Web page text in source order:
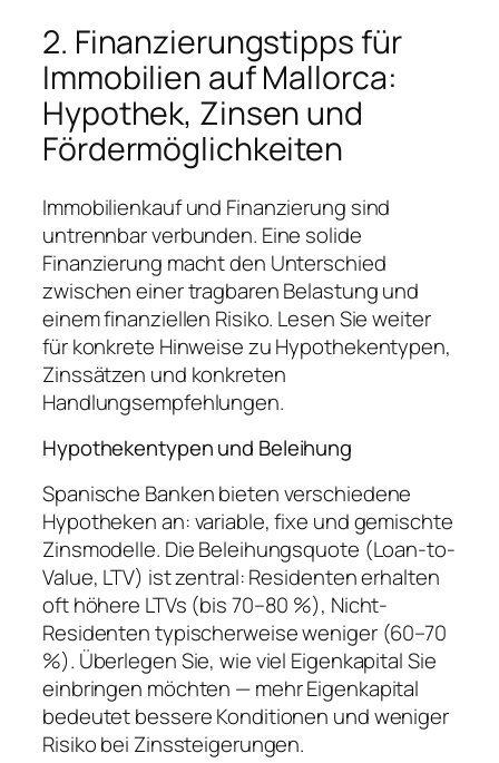
2. Finanzierungstipps für
Immobilien auf Mallorca:
Hypothek, Zinsen und
Fördermöglichkeiten
Immobilienkauf und Finanzierung sind
untrennbar verbunden. Eine solide
Finanzierung macht den Unterschied
zwischen einer tragbaren Belastung und
einem finanziellen Risiko. Lesen Sie weiter
für konkrete Hinweise zu Hypothekentypen,
Zinssätzen und konkreten
Handlungsempfehlungen.
Hypothekentypen und Beleihung
Spanische Banken bieten verschiedene
Hypotheken an: variable, fixe und gemischte
Zinsmodelle. Die Beleihungsquote (Loan-to-
Value, LTV) ist zentral: Residenten erhalten
oft höhere LTVs (bis 70–80 %), Nicht-
Residenten typischerweise weniger (60–70
%). Überlegen Sie, wie viel Eigenkapital Sie
einbringen möchten — mehr Eigenkapital
bedeutet bessere Konditionen und weniger
Risiko bei Zinssteigerungen.